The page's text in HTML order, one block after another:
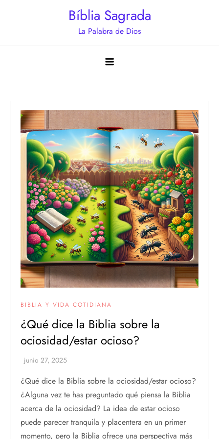
Bíblia Sagrada
La Palabra de Dios
BIBLIA Y VIDA COTIDIANA
¿Qué dice la Biblia sobre la
ociosidad/estar ocioso?
¿Qué dice la Biblia sobre la ociosidad/estar ocioso?
¿Alguna vez te has preguntado qué piensa la Biblia
acerca de la ociosidad? La idea de estar ocioso
puede parecer tranquila y placentera en un primer
momento, pero la Biblia ofrece una perspectiva más